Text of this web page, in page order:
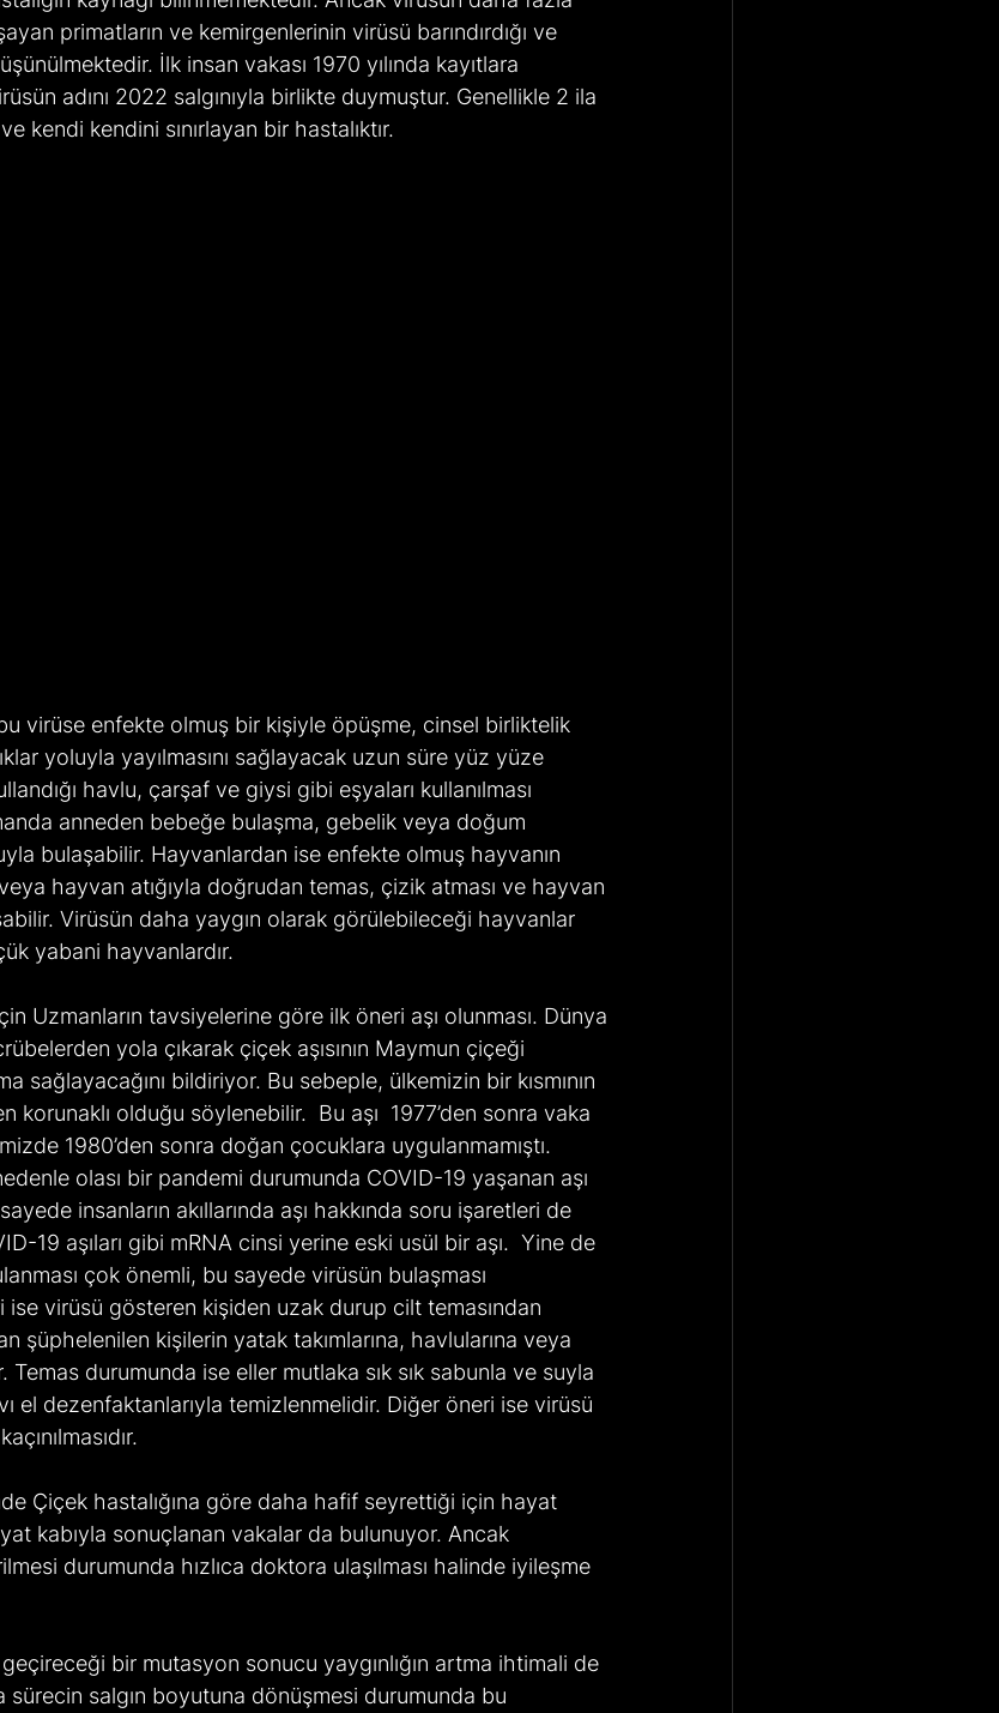
primatların ve kemirgenlerinin virüsü barındırdığı ve
İlk insan vakası 1970 yılında kayıtlara
adını 2022 salgınıyla birlikte duymuştur. Genellikle 2 ila
kendi kendini sınırlayan bir hastalıktır.
yoluyla yayılmasını sağlayacak uzun süre yüz yüze
havlu, çarşaf ve giysi gibi eşyaları kullanılması
anneden bebeğe bulaşma, gebelik veya doğum
bulaşabilir. Hayvanlardan ise enfekte olmuş hayvanın
veya hayvan atığıyla doğrudan temas, çizik atması ve hayvan
Virüsün daha yaygın olarak görülebileceği hayvanlar
yabani hayvanlardır.
yola çıkarak çiçek aşısının Maymun çiçeği
sağlayacağını bildiriyor. Bu sebeple, ülkemizin bir kısmının
korunaklı olduğu söylenebilir.  Bu aşı  1977’den sonra vaka
1980’den sonra doğan çocuklara uygulanmamıştı.
olası bir pandemi durumunda COVID-19 yaşanan aşı
insanların akıllarında aşı hakkında soru işaretleri de
19 aşıları gibi mRNA cinsi yerine eski usül bir aşı.  Yine de
çok önemli, bu sayede virüsün bulaşması
virüsü gösteren kişiden uzak durup cilt temasından
şüphelenilen kişilerin yatak takımlarına, havlularına veya
Temas durumunda ise eller mutlaka sık sık sabunla ve suyla
el dezenfaktanlarıyla temizlenmelidir. Diğer öneri ise virüsü
kabıyla sonuçlanan vakalar da bulunuyor. Ancak
durumunda hızlıca doktora ulaşılması halinde iyileşme
sürecin salgın boyutuna dönüşmesi durumunda bu